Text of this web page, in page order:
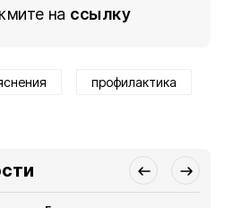
на ссылку
профилактика